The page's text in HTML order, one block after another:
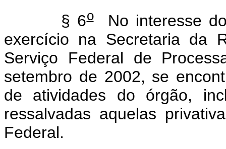
§ 6oNo interesse do
exercício na Secretaria da
Serviço Federal de
setembro de 2002, se
de atividades do órgão,
ressalvadas aquelas
Federal.